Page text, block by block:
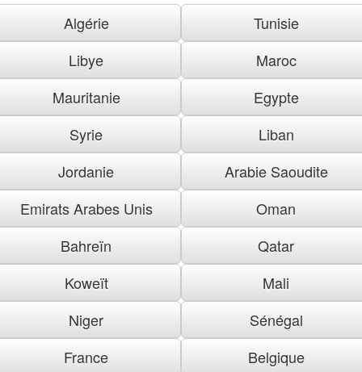
Algérie
Tunisie
Libye
Maroc
Mauritanie
Egypte
Syrie
Liban
Jordanie
Arabie Saoudite
Emirats Arabes Unis
Oman
Bahreïn
Qatar
Koweït
Mali
Niger
Sénégal
France
Belgique